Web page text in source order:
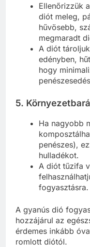
Ellenőrizzük
diót meleg,
hűvösebb,
megmaradt
A diót
edényben,
hogy
5.
Ha nagyobb
penészes),
hulladékot.
A diót tűzifa
fogyasztásra.
A gyanús dió
hozzájárul az
érdemes inkább
romlott diótól.